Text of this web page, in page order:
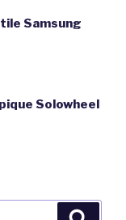
Samsung
Solowheel